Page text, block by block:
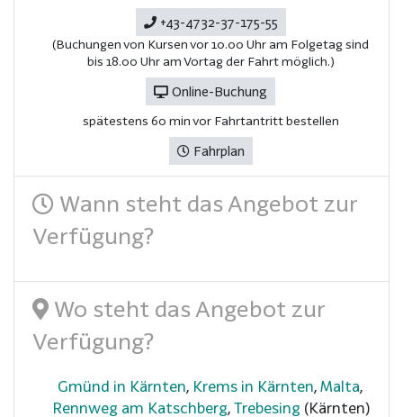
+43-4732-37-175-55
(Buchungen von Kursen vor 10.00 Uhr am Folgetag sind
bis 18.00 Uhr am Vortag der Fahrt möglich.)
Online-Buchung
spätestens 60 min vor Fahrtantritt bestellen
Fahrplan
Wann steht das Angebot zur
Verfügung?
Wo steht das Angebot zur
Verfügung?
Gmünd in Kärnten, Krems in Kärnten, Malta,
Rennweg am Katschberg, Trebesing (Kärnten)